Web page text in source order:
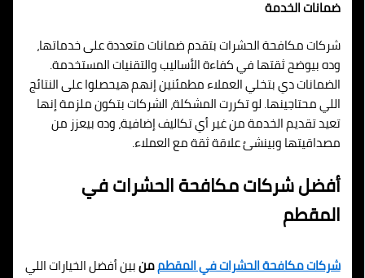
ضمانات الخدمة
شركات مكافحة الحشرات بتقدم ضمانات متعددة على خدماتها،
وده بيوضح ثقتها في كفاءة الأساليب والتقنيات المستخدمة.
الضمانات دي بتخلي العملاء مطمئنين إنهم هيحصلوا على النتائج
اللي محتاجينها. لو تكررت المشكلة، الشركات بتكون ملزمة إنها
تعيد تقديم الخدمة من غير أي تكاليف إضافية، وده بيعزز من
مصداقيتها وبينشئ علاقة ثقة مع العملاء.
أفضل شركات مكافحة الحشرات في
المقطم
شركات مكافحة الحشرات في المقطممنبين أفضل الخيارات اللي